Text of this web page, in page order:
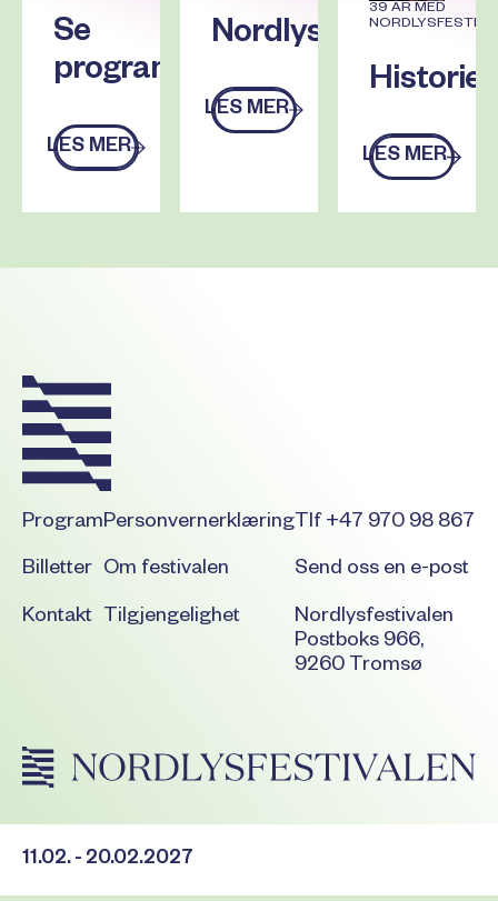
Se
programmet
Les mer
LES MER
Nordlysprisen
Les mer
LES MER
39 ÅR MED
Historie
Les mer
LES MER
Program
Billetter
Kontakt
Personvernerklæring
Om festivalen
Tilgjengelighet
Tlf +47 970 98 867
Send oss en e-post
Nordlysfestivalen
Postboks 966,
9260 Tromsø
11.02. - 20.02.2027